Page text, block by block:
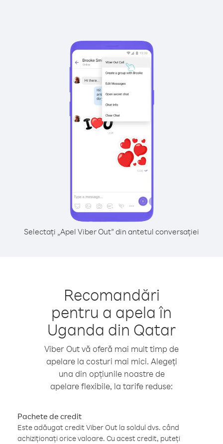
Selectați „Apel Viber Out” din antetul conversației
Recomandări
pentru a apela în
Uganda din Qatar
Viber Out vă oferă mai mult timp de
apelare la costuri mai mici. Alegeți
una din opțiunile noastre de
apelare flexibile, la tarife reduse:
Pachete de credit
Este adăugat credit Viber Out la soldul dvs. când
achiziționați orice valoare. Cu acest credit, puteți